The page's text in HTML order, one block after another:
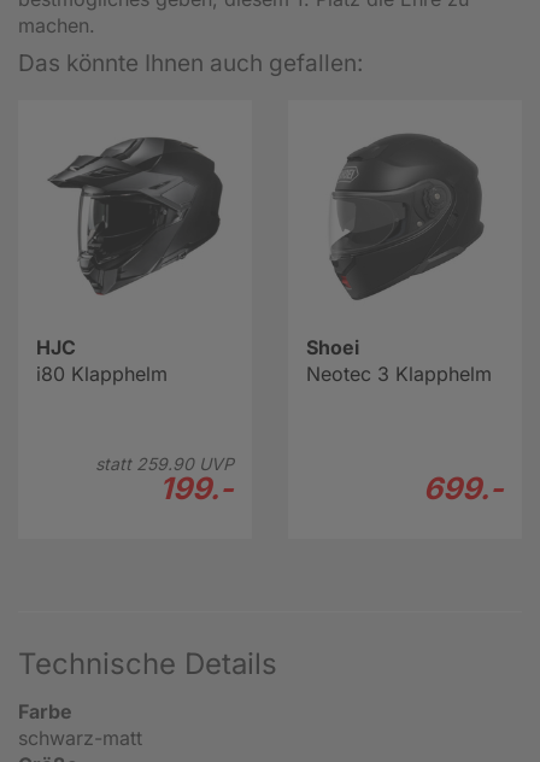
machen.
Das könnte Ihnen auch gefallen:
HJC
i80 Klapphelm
statt 259.90UVP
199.-
Shoei
Neotec 3 Klapphelm
699.-
Technische Details
Farbe
schwarz-matt